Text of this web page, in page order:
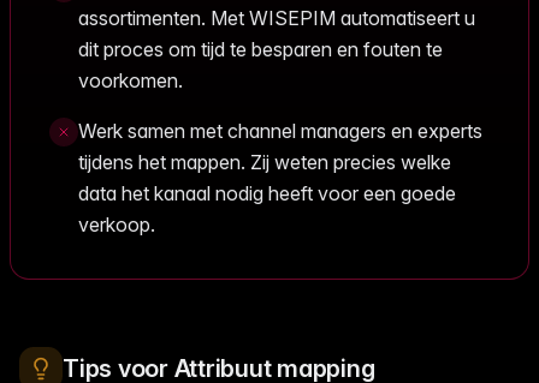
assortimenten. Met WISEPIM automatiseert u
dit proces om tijd te besparen en fouten te
voorkomen.
Werk samen met channel managers en experts
tijdens het mappen. Zij weten precies welke
data het kanaal nodig heeft voor een goede
verkoop.
Tips voor Attribuut mapping